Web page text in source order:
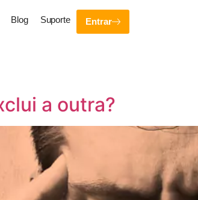
Blog Suporte Entrar
a outra?